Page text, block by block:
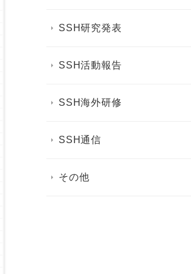
SSH研究発表
SSH活動報告
SSH海外研修
SSH通信
その他